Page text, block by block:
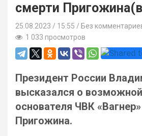
смерти
25.08.2023 15:55 / Без
1 033 просмотров
Президент России
высказался о
основателя ЧВК
Пригожина.